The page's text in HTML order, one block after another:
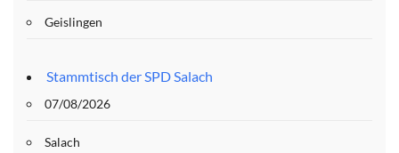
Geislingen
Stammtisch der SPD Salach
07/08/2026
Salach